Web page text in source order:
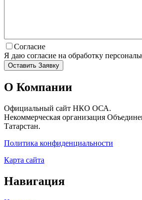
Согласие
Я даю согласие на обработку
О Компании
Официальный сайт НКО ОСА.
Некоммерческая организация
Татарстан.
Политика конфиденциальности
Карта сайта
Навигация